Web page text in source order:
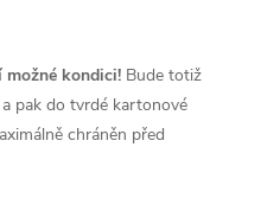
možné kondici! Bude totiž
pak do tvrdé kartonové
chráněn před